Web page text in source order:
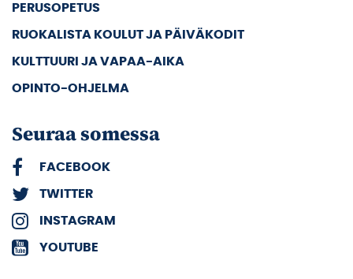
PERUSOPETUS
RUOKALISTA KOULUT JA PÄIVÄKODIT
KULTTUURI JA VAPAA-AIKA
OPINTO-OHJELMA
Seuraa somessa
FACEBOOK
TWITTER
INSTAGRAM
YOUTUBE